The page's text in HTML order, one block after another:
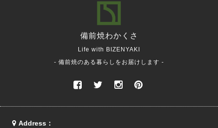
備前焼わかくさ
Life with BIZENYAKI
- 備前焼のある暮らしをお届けします -
Address：